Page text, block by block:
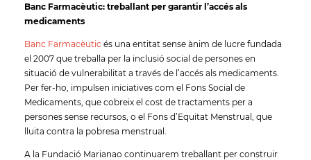
Banc Farmacèutic: treballant per garantir l’accés als
medicaments
Banc Farmacèutic és una entitat sense ànim de lucre fundada
el 2007 que treballa per la inclusió social de persones en
situació de vulnerabilitat a través de l’accés als medicaments.
Per fer-ho, impulsen iniciatives com el Fons Social de
Medicaments, que cobreix el cost de tractaments per a
persones sense recursos, o el Fons d’Equitat Menstrual, que
lluita contra la pobresa menstrual.
A la Fundació Marianao continuarem treballant per construir